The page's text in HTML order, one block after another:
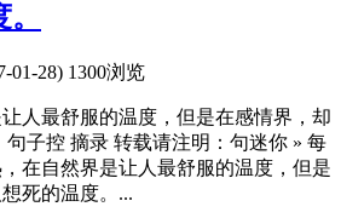
01-28) 1300浏览
人最舒服的温度，但是在感情界，却
子控 摘录 转载请注明：句迷你 » 每
在自然界是让人最舒服的温度，但是
死的温度。...